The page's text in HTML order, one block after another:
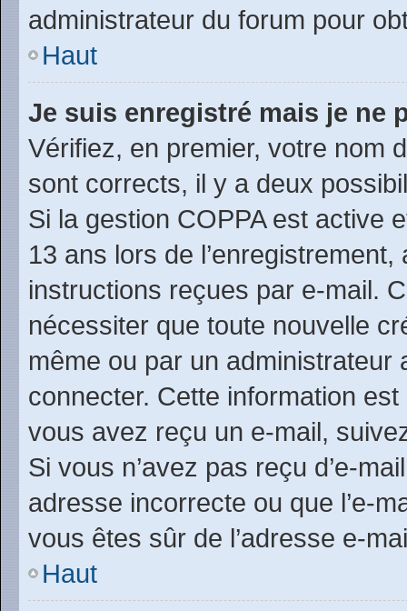
administrateur du forum pour
Haut
Je suis enregistré mais je ne
Vérifiez, en premier, votre nom
sont corrects, il y a deux
Si la gestion COPPA est active
13 ans lors de
instructions reçues par e-mail.
nécessiter que toute nouvelle
même ou par un
connecter. Cette information
vous avez reçu un e-mail,
Si vous n’avez pas reçu d’e-
adresse incorrecte ou que l’e-
vous êtes sûr de l’adresse e-
Haut